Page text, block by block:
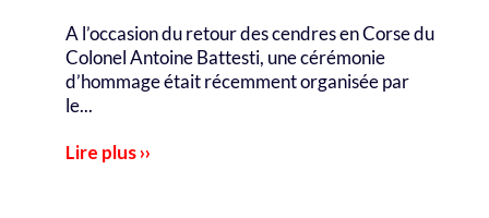
A l’occasion du retour des cendres en Corse du
Colonel Antoine Battesti, une cérémonie
d’hommage était récemment organisée par
le...
Lire plus ››